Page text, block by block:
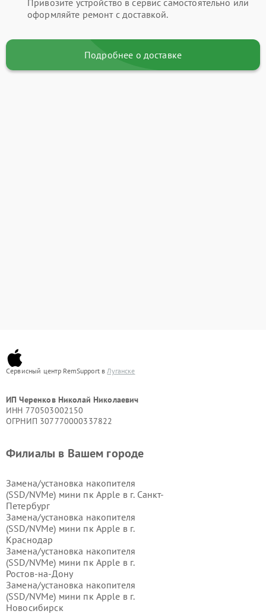
Привозите устройство в сервис самостоятельно или
оформляйте ремонт с доставкой.
Подробнее о доставке
Сервисный центр RemSupport вЛуганске
ИП Черенков Николай Николаевич
ИНН 770503002150
ОГРНИП 307770000337822
Филиалы в Вашем городе
Замена/установка накопителя
(SSD/NVMe) мини пк Apple в г. Санкт-
Петербург
Замена/установка накопителя
(SSD/NVMe) мини пк Apple в г.
Краснодар
Замена/установка накопителя
(SSD/NVMe) мини пк Apple в г.
Ростов-на-Дону
Замена/установка накопителя
(SSD/NVMe) мини пк Apple в г.
Новосибирск